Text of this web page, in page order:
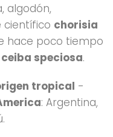
algodón,
científico chorisia
hace poco tiempo
ceiba speciosa.
tropical -
: Argentina,